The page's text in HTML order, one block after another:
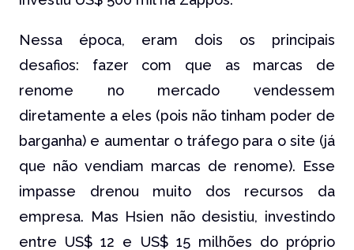
Nessa época, eram dois os principais
desafios: fazer com que as marcas de
renome no mercado vendessem
diretamente a eles (pois não tinham poder de
barganha) e aumentar o tráfego para o site (já
que não vendiam marcas de renome). Esse
impasse drenou muito dos recursos da
empresa. Mas Hsien não desistiu, investindo
entre US$ 12 e US$ 15 milhões do próprio